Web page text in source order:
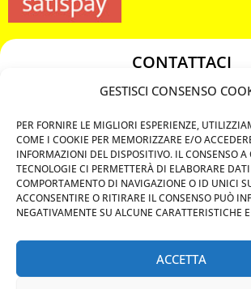
GESTISCI CONSENSO
PER FORNIRE LE MIGLIORI ESPERIENZE,
COME I COOKIE PER MEMORIZZARE E/O
INFORMAZIONI DEL DISPOSITIVO. IL CONSENSO A
TECNOLOGIE CI PERMETTERÀ DI ELABORARE
COMPORTAMENTO DI NAVIGAZIONE O ID UNICI
ACCONSENTIRE O RITIRARE IL CONSENSO PUÒ
NEGATIVAMENTE SU ALCUNE CARATTERISTICHE
ACCETTA
CONTATTACI
349 3863811
chiavicodificate@gmail.com
Privacy Policy
Cookie Policy
MAPS